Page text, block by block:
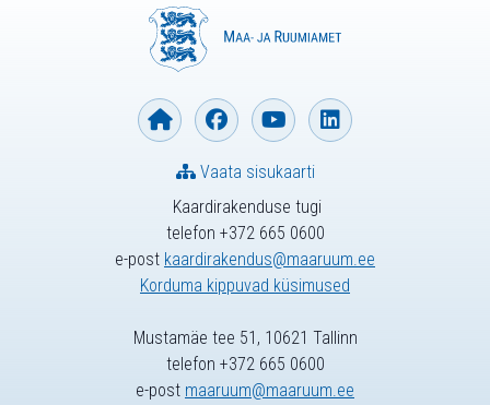
Kaardirakenduse tugi
telefon +372 665 0600
e-post kaardirakendus@maaruum.ee
Korduma kippuvad küsimused
Vaata sisukaarti
Mustamäe tee 51, 10621 Tallinn
telefon +372 665 0600
e-post maaruum@maaruum.ee